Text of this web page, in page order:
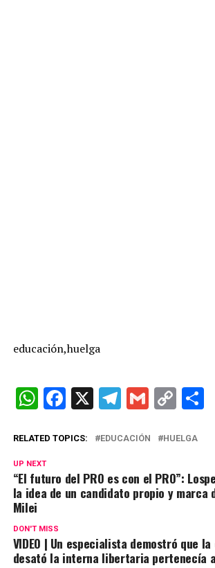
educación,huelga
W
at
s
A
p
F
ce
o
X T
e
a
m
G
ail
C
py
n
C
RELATED TOPICS: EDUCACIÓN HUELGA
UP NEXT
“El futuro del PRO es con el PRO”:
la idea de un candidato propio y marca
Milei
DON'T MISS
VIDEO | Un especialista demostró que
desató la interna libertaria pertenecía